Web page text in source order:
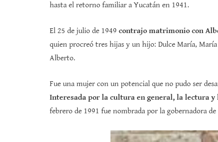
hasta el retorno familiar a Yucatán en 1941.
El 25 de julio de 1949 contrajo matrimonio con
quien procreó tres hijas y un hijo: Dulce María,
Alberto.
Fue una mujer con un potencial que no pudo ser
Interesada por la cultura en general, la lectura y
febrero de 1991 fue nombrada por la gobernadora